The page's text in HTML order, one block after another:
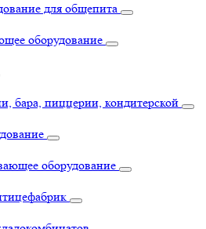
для общепита
оборудование
бара, пиццерии, кондитерской
оборудование